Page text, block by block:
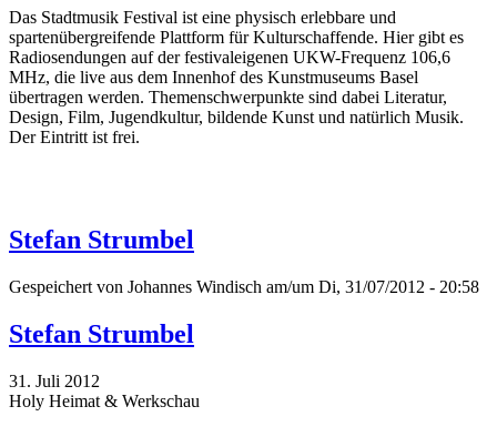
Das Stadtmusik Festival ist eine physisch erlebbare und
spartenübergreifende Plattform für Kulturschaffende. Hier gibt es
Radiosendungen auf der festivaleigenen UKW-Frequenz 106,6
MHz, die live aus dem Innenhof des Kunstmuseums Basel
übertragen werden. Themenschwerpunkte sind dabei Literatur,
Design, Film, Jugendkultur, bildende Kunst und natürlich Musik.
Der Eintritt ist frei.
Stefan Strumbel
Gespeichert von Johannes Windisch am/um Di, 31/07/2012 - 20:58
Stefan Strumbel
31. Juli 2012
Holy Heimat & Werkschau